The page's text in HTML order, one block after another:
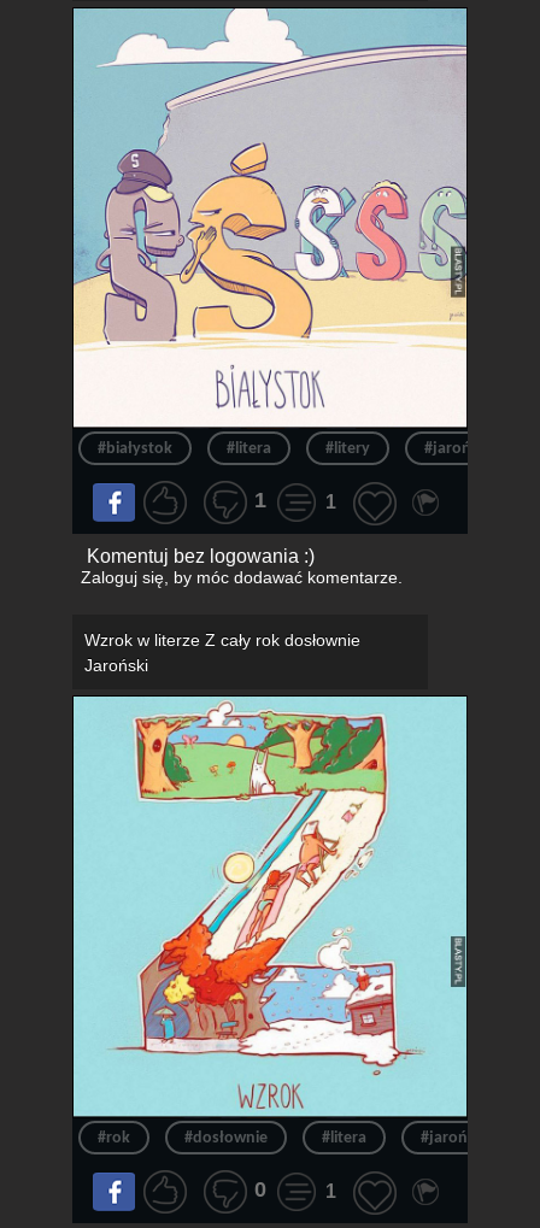
#białystok #litera #litery #jaroński
1 1
Komentuj bez logowania :)
Zaloguj się, by móc dodawać komentarze.
Wzrok w literze Z cały rok dosłownie
Jaroński
#rok #dosłownie #litera #jaroński
0 1